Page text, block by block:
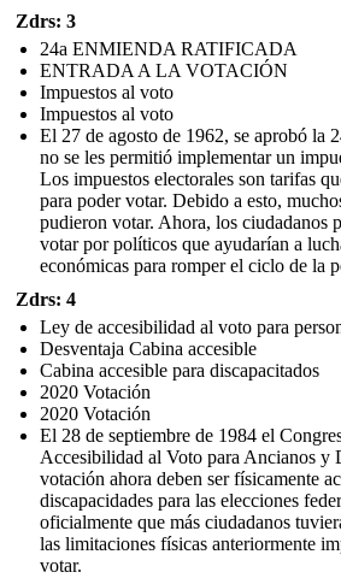
Zdrs: 3
24a ENMIENDA RATIFICADA
ENTRADA A LA VOTACIÓN
Impuestos al voto
Impuestos al voto
El 27 de agosto de 1962, se aprobó la
no se les permitió implementar un
Los impuestos electorales son tarifas
para poder votar. Debido a esto,
pudieron votar. Ahora, los ciudadanos
votar por políticos que ayudarían a
económicas para romper el ciclo de la
Zdrs: 4
Ley de accesibilidad al voto para
Desventaja Cabina accesible
Cabina accesible para discapacitados
2020 Votación
2020 Votación
El 28 de septiembre de 1984 el
Accesibilidad al Voto para Ancianos y
votación ahora deben ser físicamente
discapacidades para las elecciones
oficialmente que más ciudadanos
las limitaciones físicas anteriormente
votar.